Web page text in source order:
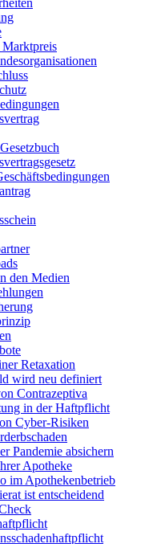
Marktpreis
den Medien
Retaxation
wird neu definiert
Contrazeptiva
in der Haftpflicht
Cyber-Risiken
Pandemie absichern
Apotheke
im Apothekenbetrieb
ist entscheidend